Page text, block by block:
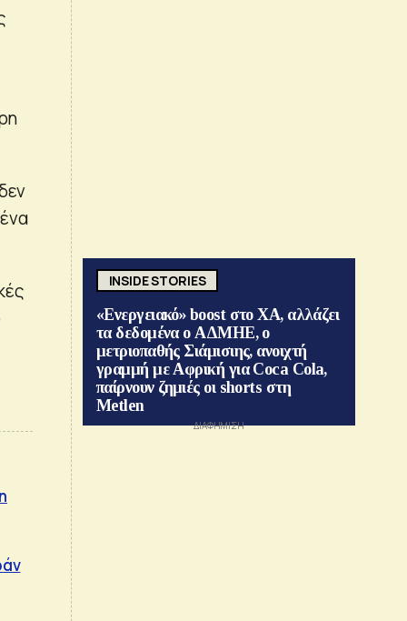
INSIDE STORIES
«Ενεργειακό» boost στο ΧΑ, αλλάζει
τα δεδομένα ο ΑΔΜΗΕ, ο
μετριοπαθής Σιάμισιης, ανοιχτή
γραμμή με Αφρική για Coca Cola,
παίρνουν ζημιές οι shorts στη
Metlen